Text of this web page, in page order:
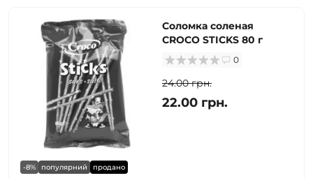
-8% популярний продано
Соломка соленая
CROCO STICKS 80 г
0
24.00 грн.
22.00 грн.